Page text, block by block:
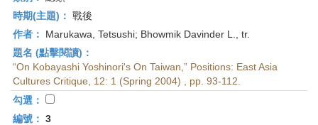
時期(主題)： 戰後
作者：
Marukawa, Tetsushi; Bhowmik Davinder L., tr.
題名 (點擊閱讀)：
“On Kobayashi Yoshinori's On Taiwan,” Positions: East Asia
Cultures Critique, 12: 1 (Spring 2004) , pp. 93-112.
勾選：
編號： 3